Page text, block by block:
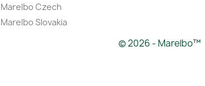
Marelbo Czech
Marelbo Slovakia
© 2026 - Marelbo™